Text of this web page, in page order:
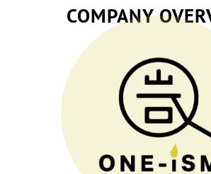
COMPANY
「山形の左馬」
「縁起物」
丸から出た線
「枠にはまらない」